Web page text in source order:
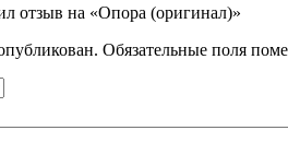
отзыв на «Опора (оригинал)»
Обязательные поля